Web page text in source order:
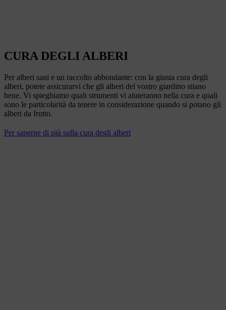
CURA DEGLI ALBERI
Per alberi sani e un raccolto abbondante: con la giusta cura degli
alberi, potete assicurarvi che gli alberi del vostro giardino stiano
bene. Vi spieghiamo quali strumenti vi aiuteranno nella cura e quali
sono le particolarità da tenere in considerazione quando si potano gli
alberi da frutto.
Per saperne di più sulla cura degli alberi